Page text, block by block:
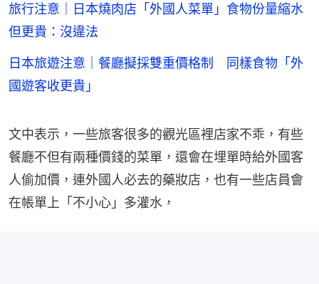
旅行注意｜日本燒肉店「外國人菜單」食物份量縮水
但更貴：沒違法
日本旅遊注意｜餐廳擬採雙重價格制 同樣食物「外
國遊客收更貴」
文中表示，一些旅客很多的觀光區裡店家不乖，有些
餐廳不但有兩種價錢的菜單，還會在埋單時給外國客
人偷加價，連外國人必去的藥妝店，也有一些店員會
在帳單上「不小心」多灌水，